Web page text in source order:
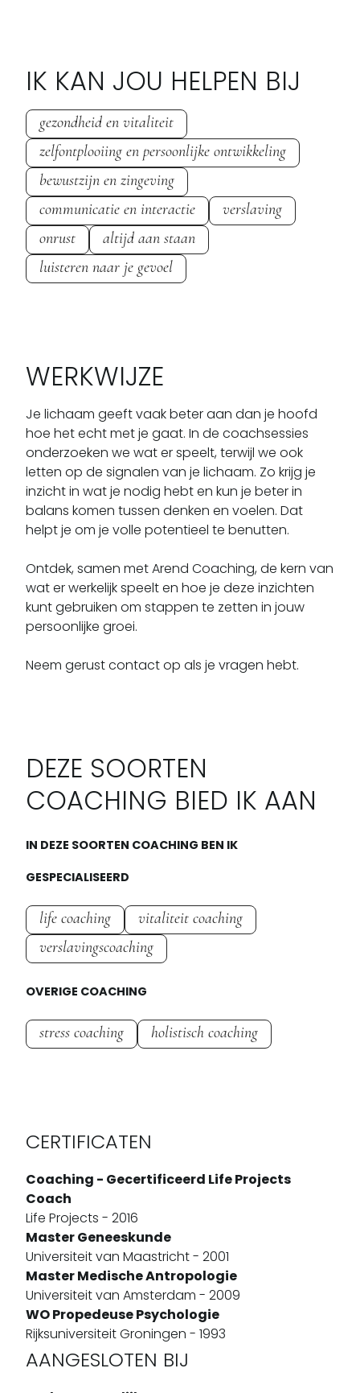
IK KAN JOU HELPEN BIJ
gezondheid en vitaliteit
zelfontplooiing en persoonlijke ontwikkeling
bewustzijn en zingeving
communicatie en interactie
verslaving
onrust
altijd aan staan
luisteren naar je gevoel
WERKWIJZE
Je lichaam geeft vaak beter aan dan je hoofd
hoe het echt met je gaat. In de coachsessies
onderzoeken we wat er speelt, terwijl we ook
letten op de signalen van je lichaam. Zo krijg je
inzicht in wat je nodig hebt en kun je beter in
balans komen tussen denken en voelen. Dat
helpt je om je volle potentieel te benutten.
Ontdek, samen met Arend Coaching, de kern van
wat er werkelijk speelt en hoe je deze inzichten
kunt gebruiken om stappen te zetten in jouw
persoonlijke groei.
Neem gerust contact op als je vragen hebt.
DEZE SOORTEN
COACHING BIED IK AAN
IN DEZE SOORTEN COACHING BEN IK
GESPECIALISEERD
life coaching
vitaliteit coaching
verslavingscoaching
OVERIGE COACHING
stress coaching holistisch coaching
CERTIFICATEN
Coaching - Gecertificeerd Life Projects
Coach
Life Projects - 2016
Master Geneeskunde
Universiteit van Maastricht - 2001
Master Medische Antropologie
Universiteit van Amsterdam - 2009
WO Propedeuse Psychologie
Rijksuniversiteit Groningen - 1993
AANGESLOTEN BIJ